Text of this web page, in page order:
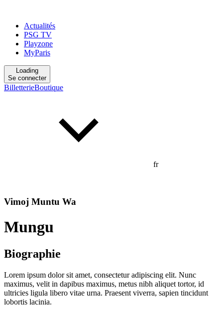
Actualités
PSG TV
Playzone
MyParis
Loading
Se connecter
BilletterieBoutique
fr
Vimoj Muntu Wa
Mungu
Biographie
Lorem ipsum dolor sit amet, consectetur adipiscing elit. Nunc
maximus, velit in dapibus maximus, metus nibh aliquet tortor, id
ultricies ligula libero vitae urna. Praesent viverra, sapien tincidunt
lobortis lacinia.